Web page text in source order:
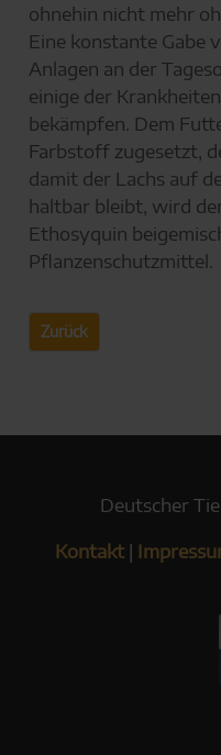
ohnehin nicht mehr
Eine konstante Gabe
Anlagen an der
einige der
bekämpfen. Dem
Farbstoff zugesetzt,
damit der Lachs auf
haltbar bleibt, wird
Ethosyquin
Pflanzenschutzmittel.
Zurück
Deutscher
Kontakt |